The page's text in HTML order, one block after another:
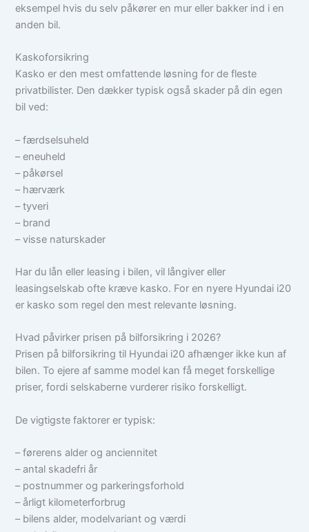
eksempel hvis du selv påkører en mur eller bakker ind i en
anden bil.
Kaskoforsikring
Kasko er den mest omfattende løsning for de fleste
privatbilister. Den dækker typisk også skader på din egen
bil ved:
– færdselsuheld
– eneuheld
– påkørsel
– hærværk
– tyveri
– brand
– visse naturskader
Har du lån eller leasing i bilen, vil långiver eller
leasingselskab ofte kræve kasko. For en nyere Hyundai i20
er kasko som regel den mest relevante løsning.
Hvad påvirker prisen på bilforsikring i 2026?
Prisen på bilforsikring til Hyundai i20 afhænger ikke kun af
bilen. To ejere af samme model kan få meget forskellige
priser, fordi selskaberne vurderer risiko forskelligt.
De vigtigste faktorer er typisk:
– førerens alder og anciennitet
– antal skadefri år
– postnummer og parkeringsforhold
– årligt kilometerforbrug
– bilens alder, modelvariant og værdi